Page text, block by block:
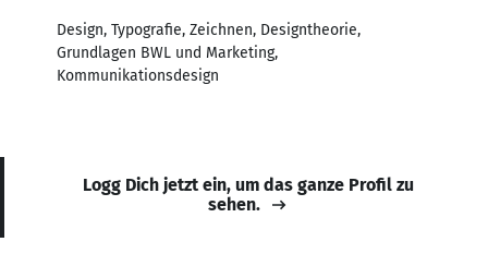
Design, Typografie, Zeichnen, Designtheorie,
Grundlagen BWL und Marketing,
Kommunikationsdesign
Logg Dich jetzt ein, um das ganze Profil zu
sehen.